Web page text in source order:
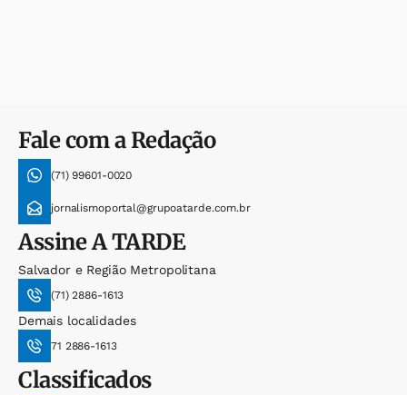
Fale com a Redação
(71) 99601-0020
jornalismoportal@grupoatarde.com.br
AssineA TARDE
Salvador e Região Metropolitana
(71) 2886-1613
Demais localidades
71 2886-1613
Classificados